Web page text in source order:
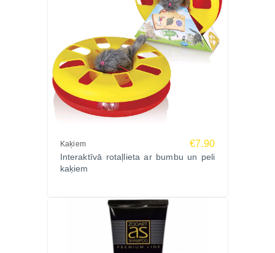
Kaķiem €7.90
Interaktīvā rotaļlieta ar bumbu un peli
kaķiem